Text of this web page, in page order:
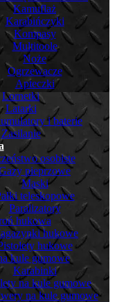
Kamuflaż
Karabińczyki
Kompasy
Multitoole
Noże
Ogrzewacze
Apteczki
Lornetki
Latarki
i baterie
Zasilanie
osobiste
pieprzowe
Maski
teleskopowe
Paralizatory
hukowa
hukowe
hukowe
kule gumowe
Karabinki
na kule gumowe
na kule gumowe